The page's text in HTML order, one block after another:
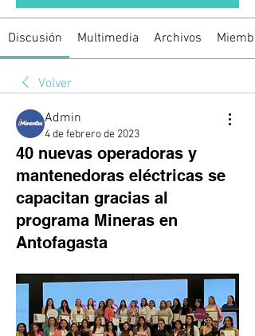
Discusión Multimedia Archivos
Volver
Admin
4 de febrero de 2023
40 nuevas operadoras y
mantenedoras eléctricas se
capacitan gracias al
programa Mineras en
Antofagasta